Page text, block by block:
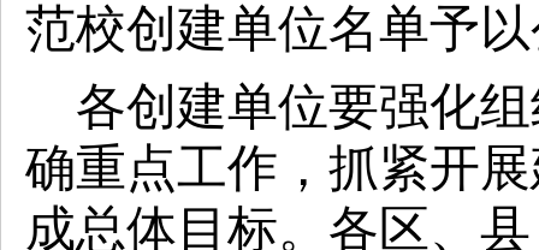
范校创建单位名单予
各创建单位要强化
确重点工作，抓紧开
成总体目标。各区、